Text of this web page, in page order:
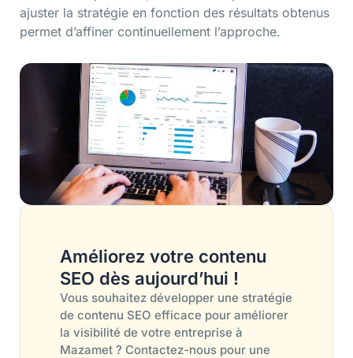
ajuster la stratégie en fonction des résultats obtenus
permet d’affiner continuellement l’approche.
Améliorez votre contenu
SEO dès aujourd’hui !
Vous souhaitez développer une stratégie
de contenu SEO efficace pour améliorer
la visibilité de votre entreprise à
Mazamet ? Contactez-nous pour une